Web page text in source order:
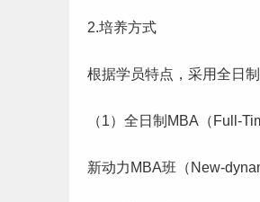
2.培养方式
根据学员特点，采用全日
（1）全日制MBA（Full-
新动力MBA班（New-